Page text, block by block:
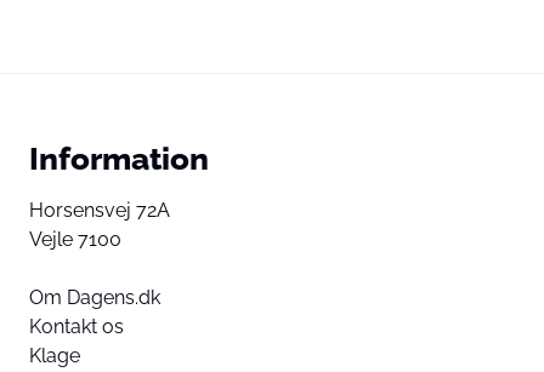
Information
Horsensvej 72A
Vejle 7100
Om Dagens.dk
Kontakt os
Klage